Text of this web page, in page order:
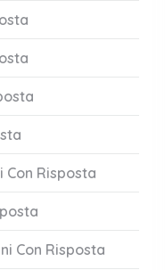
Con Risposta
Con Risposta